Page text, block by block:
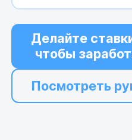
Делайте
чтобы
Посмотреть